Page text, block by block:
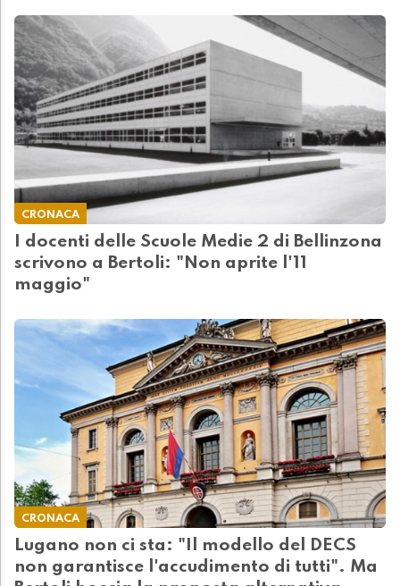
CRONACA
I docenti delle Scuole Medie 2 di Bellinzona
scrivono a Bertoli: "Non aprite l'11
maggio"
CRONACA
Lugano non ci sta: "Il modello del DECS
non garantisce l'accudimento di tutti". Ma